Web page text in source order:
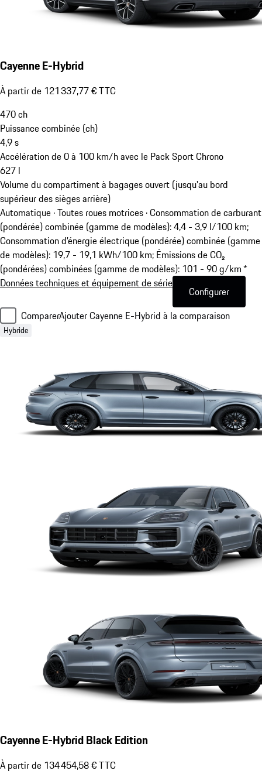
Cayenne E-Hybrid
À partir de 121 337,77 € TTC
470ch
Puissance combinée (ch)
4,9s
Accélération de 0 à 100 km/h avec le Pack Sport Chrono
627 l
Volume du compartiment à bagages ouvert (jusqu'au bord
supérieur des sièges arrière)
Automatique · Toutes roues motrices ·Consommation de carburant
(pondérée) combinée (gamme de modèles): 4,4 - 3,9 l/100 km;
Consommation d’énergie électrique (pondérée) combinée (gamme
de modèles): 19,7 - 19,1 kWh/100 km; Émissions de CO₂
(pondérées) combinées (gamme de modèles): 101 - 90 g/km *
Données techniques et équipement de série
Configurer
ComparerAjouter Cayenne E-Hybrid à la comparaison
Hybride
Cayenne E-Hybrid Black Edition
À partir de 134 454,58 € TTC